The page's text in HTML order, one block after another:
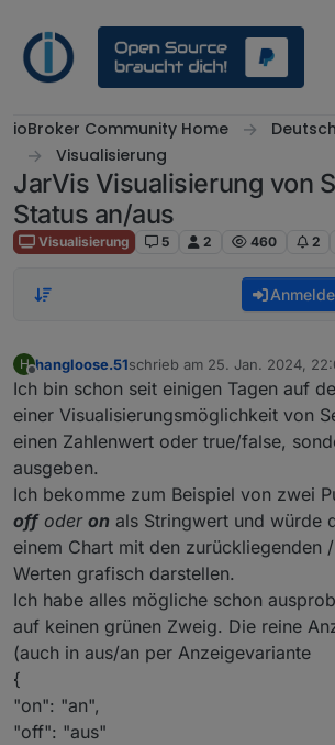
ioBroker Community Home
Deutsch
Visualisierung
JarVis Visualisierung von
Status an/aus
Visualisierung 5 2 460 2
H
Offline
hangloose.51schrieb am 25. Jan. 2024,
zuletzt editiert von
Ich bin schon seit einigen Tagen auf
einer Visualisierungsmöglichkeit von
einen Zahlenwert oder true/false,
ausgeben.
Ich bekomme zum Beispiel von zwei
offoder on als Stringwert und würde
einem Chart mit den zurückliegenden
Werten grafisch darstellen.
Ich habe alles mögliche schon
auf keinen grünen Zweig. Die reine
(auch in aus/an per Anzeigevariante
{
"on": "an",
"off": "aus"